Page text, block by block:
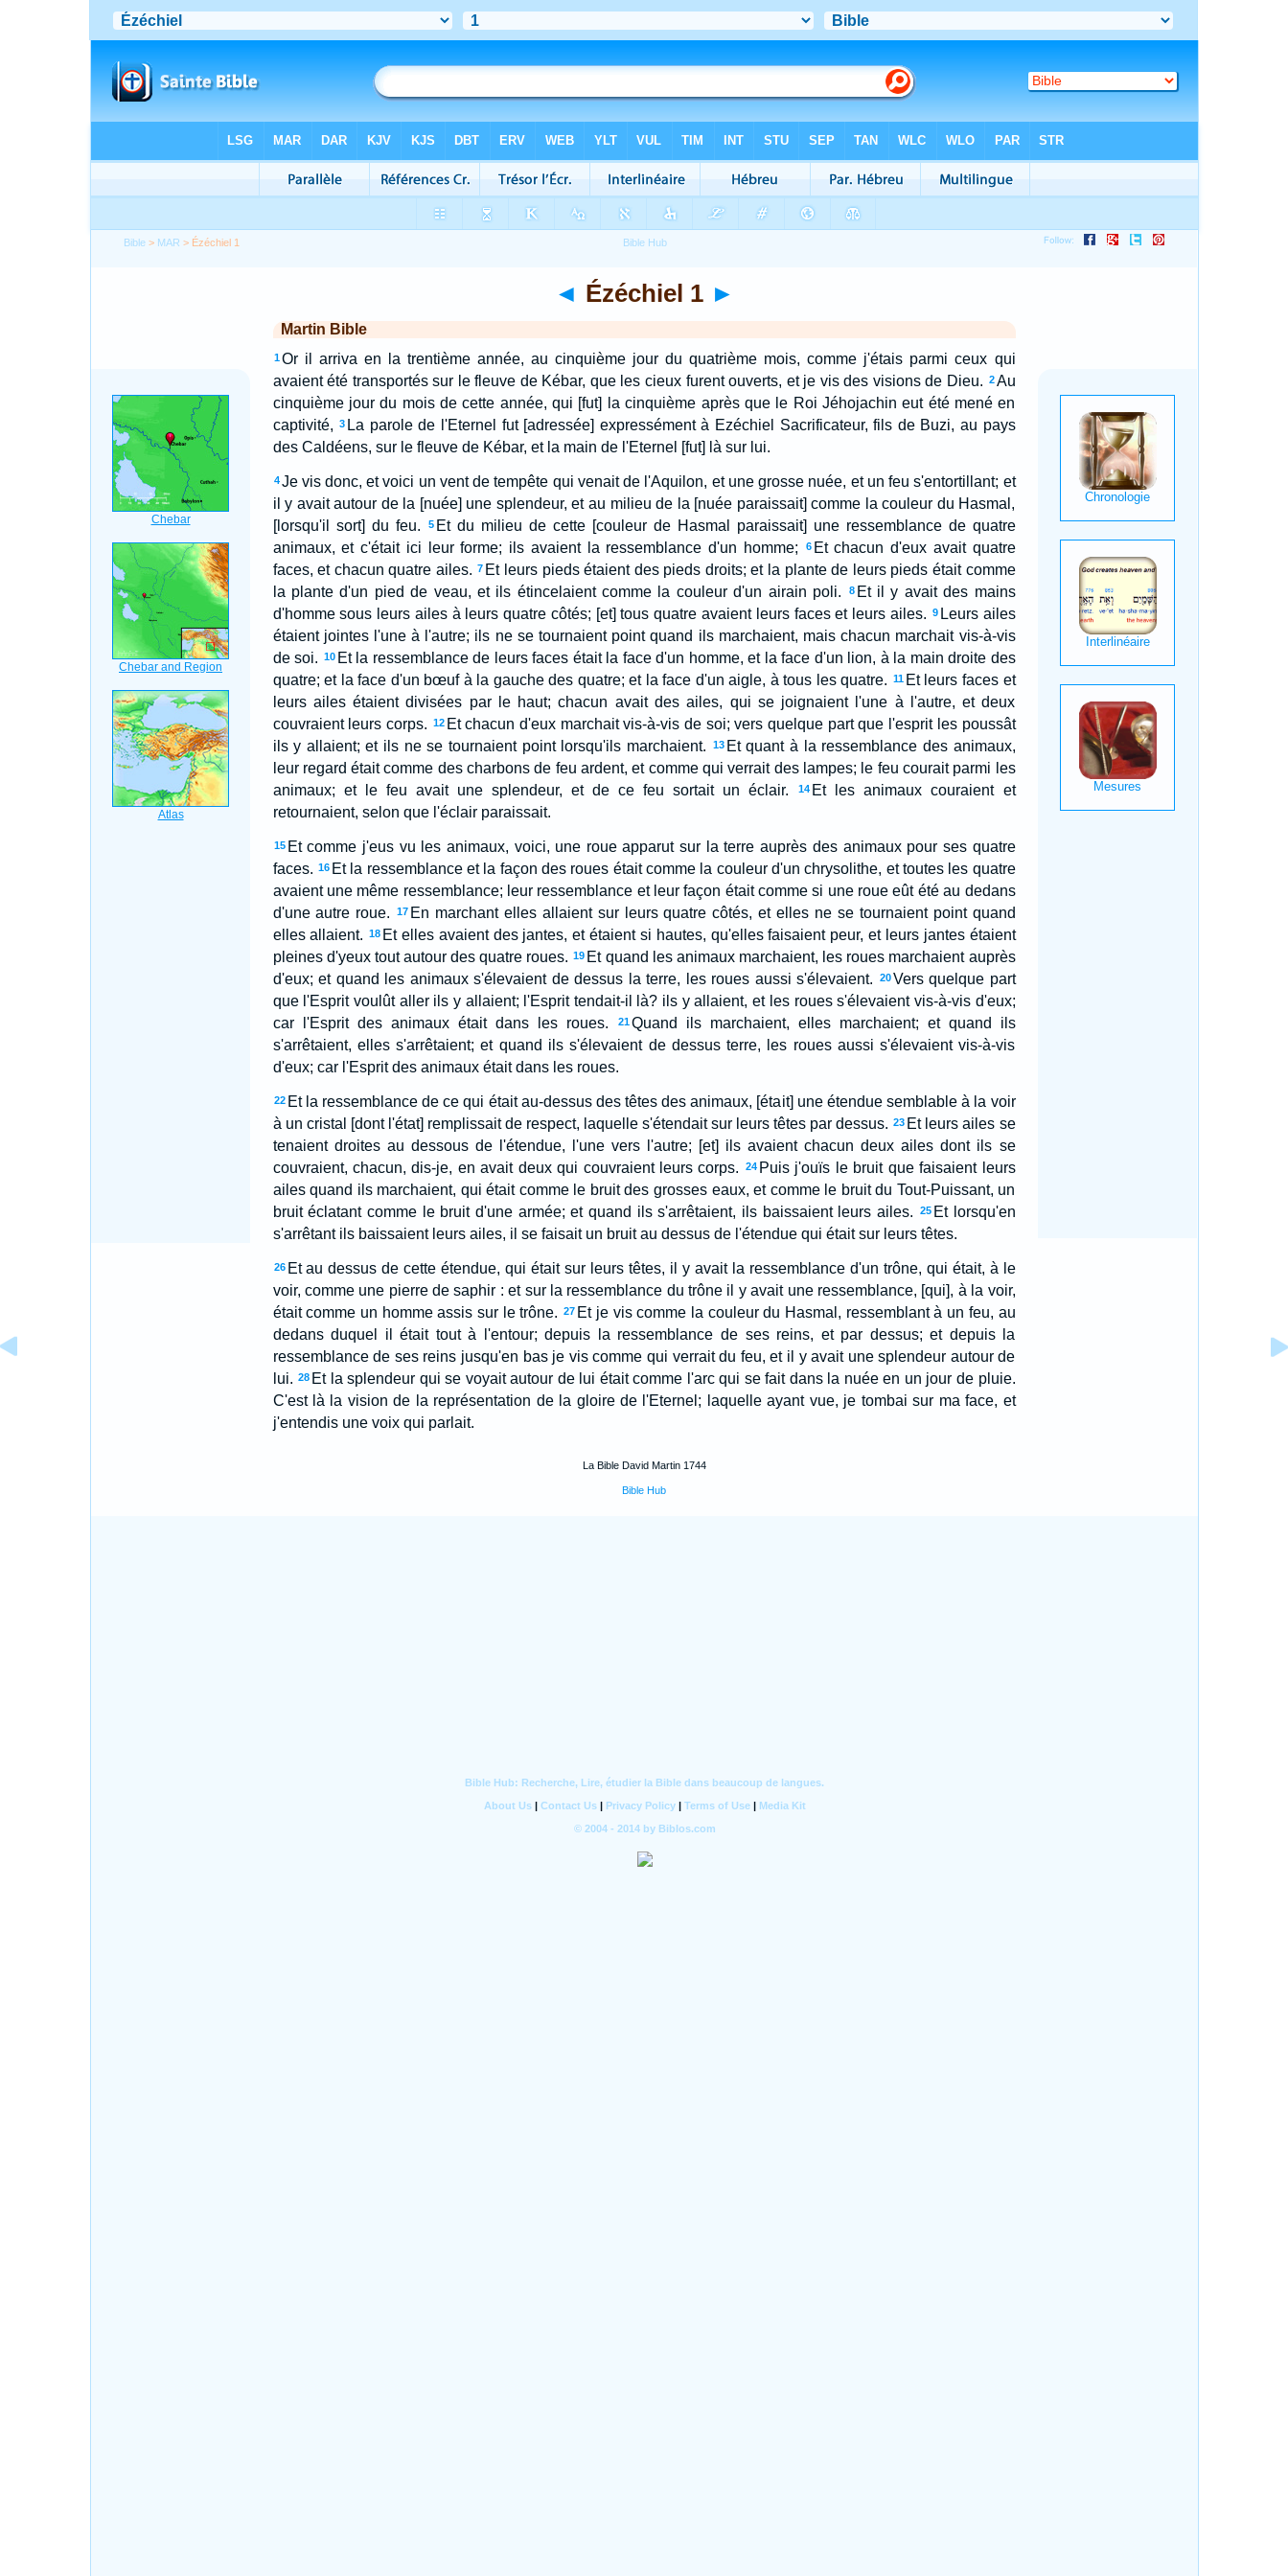
Bible > MAR > Ézéchiel 1
◄ Ézéchiel 1 ►
Martin Bible
1 Or il arriva en la trentième année, au cinquième jour du quatrième mois, comme j'étais parmi ceux qui
avaient été transportés sur le fleuve de Kébar, que les cieux furent ouverts, et je vis des visions de Dieu. 2 Au
cinquième jour du mois de cette année, qui [fut] la cinquième après que le Roi Jéhojachin eut été mené en
captivité, 3 La parole de l'Eternel fut [adressée] expressément à Ezéchiel Sacrificateur, fils de Buzi, au pays
des Caldéens, sur le fleuve de Kébar, et la main de l'Eternel [fut] là sur lui.
4 Je vis donc, et voici un vent de tempête qui venait de l'Aquilon, et une grosse nuée, et un feu s'entortillant; et
il y avait autour de la [nuée] une splendeur, et au milieu de la [nuée paraissait] comme la couleur du Hasmal,
[lorsqu'il sort] du feu.
5 Et du milieu de cette [couleur de Hasmal paraissait] une ressemblance de quatre
animaux, et c'était ici leur forme; ils avaient la ressemblance d'un homme;
6 Et chacun d'eux avait quatre
faces, et chacun quatre ailes. 7 Et leurs pieds étaient des pieds droits; et la plante de leurs pieds était comme
la plante d'un pied de veau, et ils étincelaient comme la couleur d'un airain poli.
8 Et il y avait des mains
d'homme sous leurs ailes à leurs quatre côtés; [et] tous quatre avaient leurs faces et leurs ailes. 9 Leurs ailes
étaient jointes l'une à l'autre; ils ne se tournaient point quand ils marchaient, mais chacun marchait vis-à-vis
de soi. 10 Et la ressemblance de leurs faces était la face d'un homme, et la face d'un lion, à la main droite des
quatre; et la face d'un bœuf à la gauche des quatre; et la face d'un aigle, à tous les quatre. 11 Et leurs faces et
leurs ailes étaient divisées par le haut; chacun avait des ailes, qui se joignaient l'une à l'autre, et deux
couvraient leurs corps. 12 Et chacun d'eux marchait vis-à-vis de soi; vers quelque part que l'esprit les poussât
ils y allaient; et ils ne se tournaient point lorsqu'ils marchaient.
13 Et quant à la ressemblance des animaux,
leur regard était comme des charbons de feu ardent, et comme qui verrait des lampes; le feu courait parmi les
animaux; et le feu avait une splendeur, et de ce feu sortait un éclair.
14 Et les animaux couraient et
retournaient, selon que l'éclair paraissait.
15 Et comme j'eus vu les animaux, voici, une roue apparut sur la terre auprès des animaux pour ses quatre
faces. 16 Et la ressemblance et la façon des roues était comme la couleur d'un chrysolithe, et toutes les quatre
avaient une même ressemblance; leur ressemblance et leur façon était comme si une roue eût été au dedans
d'une autre roue.
17 En marchant elles allaient sur leurs quatre côtés, et elles ne se tournaient point quand
elles allaient. 18 Et elles avaient des jantes, et étaient si hautes, qu'elles faisaient peur, et leurs jantes étaient
pleines d'yeux tout autour des quatre roues. 19 Et quand les animaux marchaient, les roues marchaient auprès
d'eux; et quand les animaux s'élevaient de dessus la terre, les roues aussi s'élevaient.
20 Vers quelque part
que l'Esprit voulût aller ils y allaient; l'Esprit tendait-il là? ils y allaient, et les roues s'élevaient vis-à-vis d'eux;
car l'Esprit des animaux était dans les roues.
21 Quand ils marchaient, elles marchaient; et quand ils
s'arrêtaient, elles s'arrêtaient; et quand ils s'élevaient de dessus terre, les roues aussi s'élevaient vis-à-vis
d'eux; car l'Esprit des animaux était dans les roues.
22 Et la ressemblance de ce qui était au-dessus des têtes des animaux, [était] une étendue semblable à la voir
à un cristal [dont l'état] remplissait de respect, laquelle s'étendait sur leurs têtes par dessus. 23 Et leurs ailes se
tenaient droites au dessous de l'étendue, l'une vers l'autre; [et] ils avaient chacun deux ailes dont ils se
couvraient, chacun, dis-je, en avait deux qui couvraient leurs corps.
24 Puis j'ouïs le bruit que faisaient leurs
ailes quand ils marchaient, qui était comme le bruit des grosses eaux, et comme le bruit du Tout-Puissant, un
bruit éclatant comme le bruit d'une armée; et quand ils s'arrêtaient, ils baissaient leurs ailes.
25 Et lorsqu'en
s'arrêtant ils baissaient leurs ailes, il se faisait un bruit au dessus de l'étendue qui était sur leurs têtes.
26 Et au dessus de cette étendue, qui était sur leurs têtes, il y avait la ressemblance d'un trône, qui était, à le
voir, comme une pierre de saphir : et sur la ressemblance du trône il y avait une ressemblance, [qui], à la voir,
était comme un homme assis sur le trône. 27 Et je vis comme la couleur du Hasmal, ressemblant à un feu, au
dedans duquel il était tout à l'entour; depuis la ressemblance de ses reins, et par dessus; et depuis la
ressemblance de ses reins jusqu'en bas je vis comme qui verrait du feu, et il y avait une splendeur autour de
lui. 28 Et la splendeur qui se voyait autour de lui était comme l'arc qui se fait dans la nuée en un jour de pluie.
C'est là la vision de la représentation de la gloire de l'Eternel; laquelle ayant vue, je tombai sur ma face, et
j'entendis une voix qui parlait.
La Bible David Martin 1744
Bible Hub